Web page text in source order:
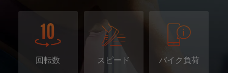
回転数 スピード バイク負荷